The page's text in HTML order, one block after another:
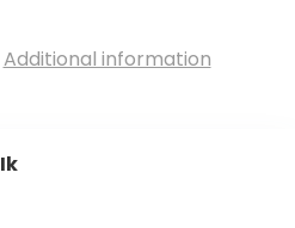
Additional information
Ik